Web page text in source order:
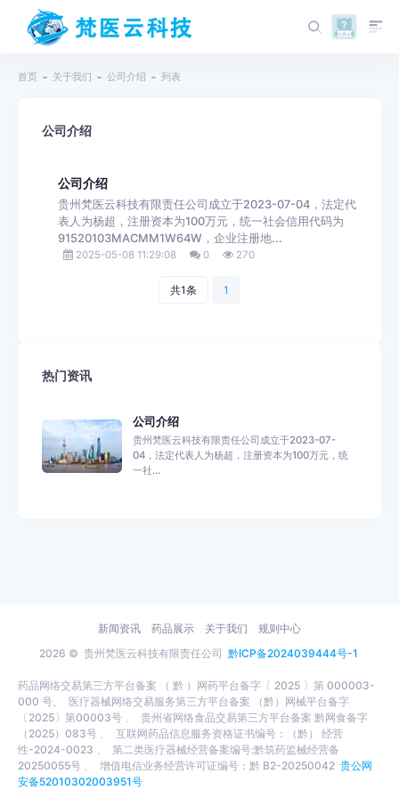
首页 关于我们 公司介绍 列表
公司介绍
公司介绍
贵州梵医云科技有限责任公司成立于2023-07-04，法定代
表人为杨超，注册资本为100万元，统一社会信用代码为
91520103MACMM1W64W，企业注册地...
2025-05-08 11:29:08 0 270
共1条 1
热门资讯
公司介绍
贵州梵医云科技有限责任公司成立于2023-07-
04，法定代表人为杨超，注册资本为100万元，统
一社...
2026 © 贵州梵医云科技有限责任公司 黔ICP备2024039444号-1
新闻资讯 药品展示 关于我们 规则中心
药品网络交易第三方平台备案 （ 黔 ）网药平台备字〔 2025 〕第 000003-
000 号、
医疗器械网络交易服务第三方平台备案 （黔）网械平台备字
〔2025〕第00003号 、
贵州省网络食品交易第三方平台备案 黔网食备字
（2025）083号 、
互联网药品信息服务资格证书编号：（黔） 经营
性-2024-0023 、
第二类医疗器械经营备案编号:黔筑药监械经营备
20250055号 、
增值电信业务经营许可证编号：黔 B2-20250042 贵公网
安备52010302003951号